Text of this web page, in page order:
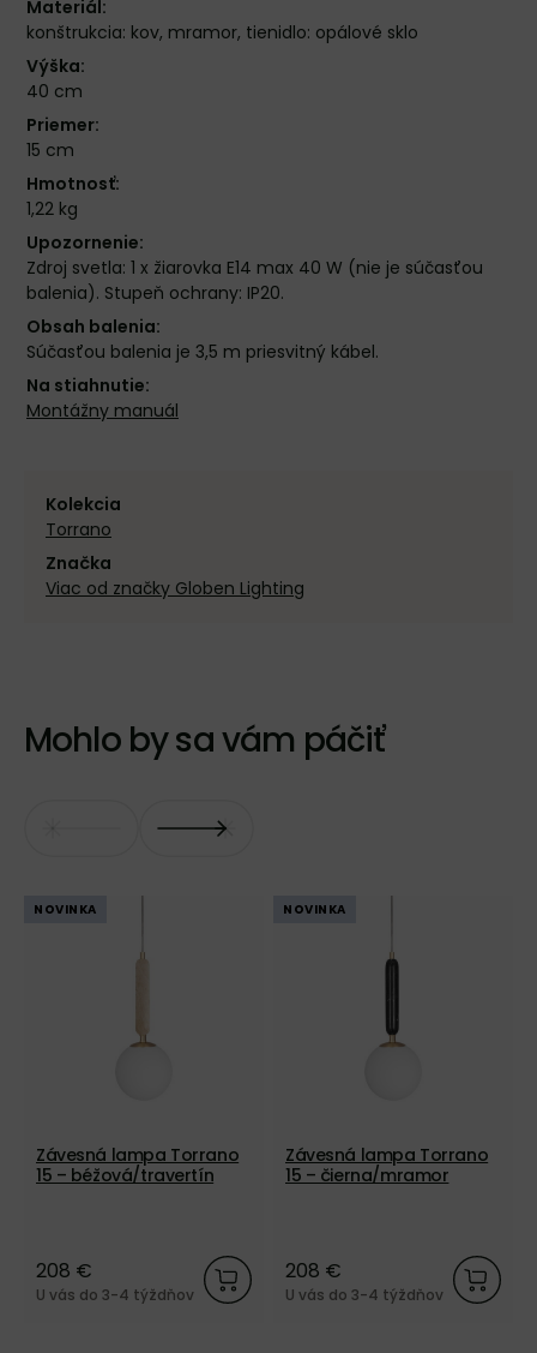
Materiál:
konštrukcia: kov, mramor, tienidlo: opálové sklo
Výška:
40 cm
Priemer:
15 cm
Hmotnosť:
1,22 kg
Upozornenie:
Zdroj svetla: 1 x žiarovka E14 max 40 W (nie je súčasťou
balenia). Stupeň ochrany: IP20.
Obsah balenia:
Súčasťou balenia je 3,5 m priesvitný kábel.
Na stiahnutie:
Montážny manuál
Kolekcia
Torrano
Značka
Viac od značky Globen Lighting
Mohlo by sa vám páčiť
NOVINKA
Závesná lampa Torrano
15 – béžová/travertín
208 €
U vás do 3-4 týždňov
NOVINKA
Závesná lampa Torrano
15 – čierna/mramor
208 €
U vás do 3-4 týždňov